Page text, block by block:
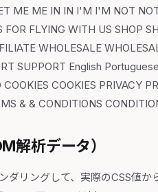
ME ME IN IN I'M I'M NOT
FOR FLYING WITH US SHOP
WHOLESALE
SUPPORT English
COOKIES PRIVACY
& & CONDITIONS
解析データ）
ダリングして、実際のCSS値か